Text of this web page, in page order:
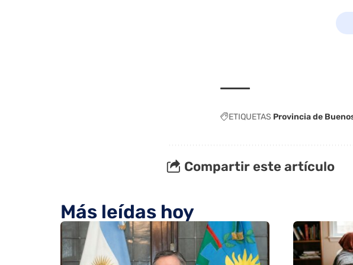
ETIQUETAS Provincia de
Compartir este artículo
Más leídas hoy